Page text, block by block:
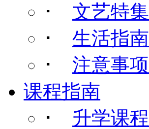
･ 文艺特集
･ 生活指南
･ 注意事项
课程指南
･ 升学课程